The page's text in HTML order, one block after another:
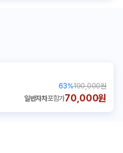
63%190,000원
일반자차포함가70,000원